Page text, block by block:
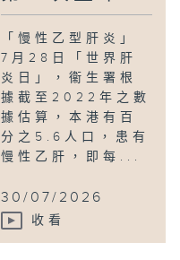
「慢性乙型肝炎」
7月28日「世界肝
炎日」，衞生署根
據截至2022年之數
據估算，本港有百
分之5.6人口，患有
慢性乙肝，即每...
30/07/2026
收看